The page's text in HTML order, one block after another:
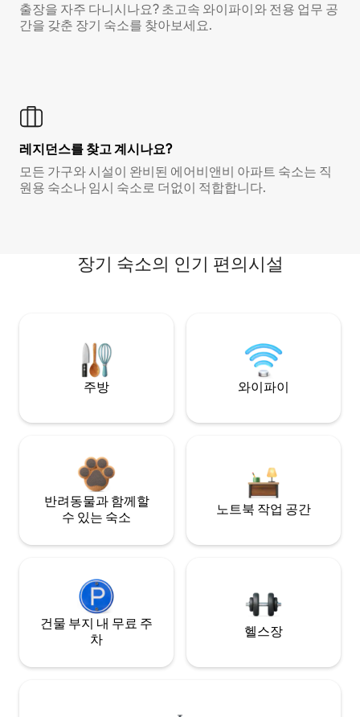
출장을 자주 다니시나요? 초고속 와이파이와 전용 업무 공
간을 갖춘 장기 숙소를 찾아보세요.
레지던스를 찾고 계시나요?
모든 가구와 시설이 완비된 에어비앤비 아파트 숙소는 직
원용 숙소나 임시 숙소로 더없이 적합합니다.
장기 숙소의 인기 편의시설
주방 와이파이
반려동물과 함께할
수 있는 숙소
노트북 작업 공간
건물 부지 내 무료 주
차
헬스장